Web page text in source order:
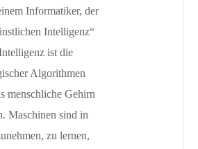
Informatiker, der
Intelligenz“
ist die
Algorithmen
menschliche Gehirn
Maschinen sind in
zu lernen,